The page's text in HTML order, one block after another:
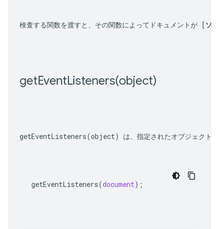
検査する関数を渡すと、その関数によってドキュメントが [ ソ
getEventListeners(object)
getEventListeners(object) は、指定されたオブジェクト
getEventListeners(document);